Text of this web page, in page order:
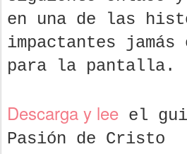
en una de las
impactantes
para la pantalla.
Descarga y lee el
Pasión de Cristo